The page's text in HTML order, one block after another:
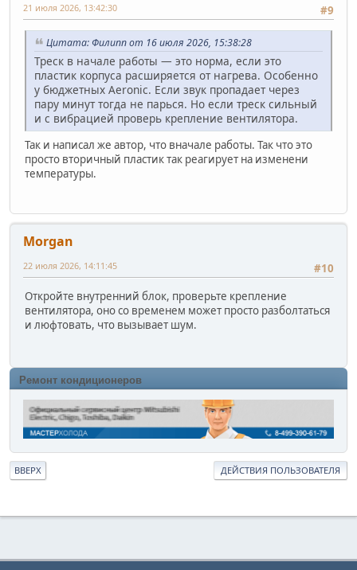
#9
21 июля 2026, 13:42:30
Цитата: Филипп от 16 июля 2026, 15:38:28
Треск в начале работы — это норма, если это
пластик корпуса расширяется от нагрева. Особенно
у бюджетных Aeronic. Если звук пропадает через
пару минут тогда не парься. Но если треск сильный
и с вибрацией проверь крепление вентилятора.
Так и написал же автор, что вначале работы. Так что это
просто вторичный пластик так реагирует на изменени
температуры.
Morgan
#10
22 июля 2026, 14:11:45
Откройте внутренний блок, проверьте крепление
вентилятора, оно со временем может просто разболтаться
и люфтовать, что вызывает шум.
Ремонт кондиционеров
ВВЕРХ ДЕЙСТВИЯ ПОЛЬЗОВАТЕЛЯ